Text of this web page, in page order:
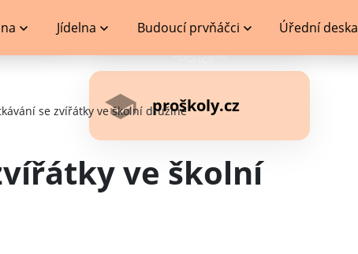
Jídelna Budoucí prvňáčci Úřední deska
proškoly.cz
se zvířátky ve školní družině
ve školní